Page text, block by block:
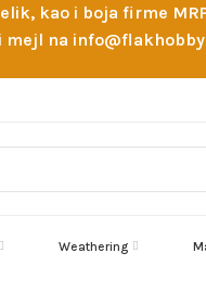
kao i boja firme
na
Weathering